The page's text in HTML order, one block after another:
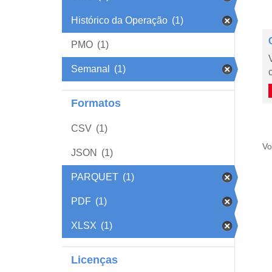
Histórico da Operação (1)
PMO (1)
Semanal (1)
Formatos
CSV (1)
JSON (1)
PARQUET (1)
PDF (1)
XLSX (1)
Licenças